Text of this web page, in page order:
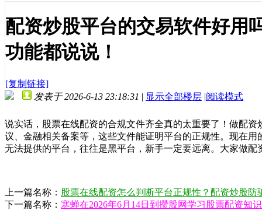
配资炒股平台的交易软件好用
功能都说说！
[复制链接]
发表于 2026-6-13 23:18:31 | 显示全部楼层 |阅读模式
说实话，股票在线配资的合规文件齐全真的太重要了！做配
议、金融相关备案等，这些文件能证明平台的正规性。现在
无法提供的平台，往往是黑平台，新手一定要远离。大家做
上一篇名称： 股票在线配资怎么判断平台正规性？配资炒股防
下一篇名称： 寒蝉在2026年6月14日到攒股网学习股票配资知识